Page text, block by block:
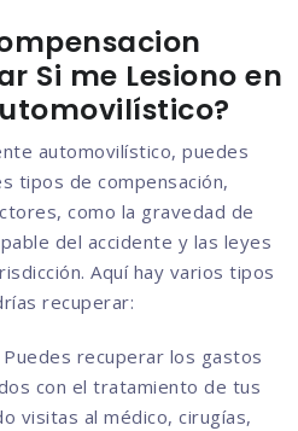
Si me Lesiono en
automovilístico, puedes
tipos de compensación,
como la gravedad de
del accidente y las leyes
Aquí hay varios tipos
recuperar:
Puedes recuperar los gastos
con el tratamiento de tus
visitas al médico, cirugías,